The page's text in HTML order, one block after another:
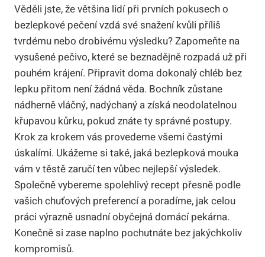
Věděli jste, že většina lidí při prvních pokusech o
bezlepkové pečení vzdá své snažení kvůli příliš
tvrdému nebo drobivému výsledku? Zapomeňte na
vysušené pečivo, které se beznadějně rozpadá už při
pouhém krájení. Připravit doma dokonalý chléb bez
lepku přitom není žádná věda. Bochník zůstane
nádherně vláčný, nadýchaný a získá neodolatelnou
křupavou kůrku, pokud znáte ty správné postupy.
Krok za krokem vás provedeme všemi častými
úskalími. Ukážeme si také, jaká bezlepková mouka
vám v těstě zaručí ten vůbec nejlepší výsledek.
Společně vybereme spolehlivý recept přesně podle
vašich chuťových preferencí a poradíme, jak celou
práci výrazně usnadní obyčejná domácí pekárna.
Konečně si zase naplno pochutnáte bez jakýchkoliv
kompromisů.